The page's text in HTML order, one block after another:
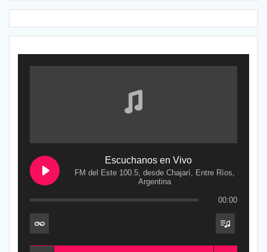
Escuchanos en Vivo
FM del Este 100.5, desde Chajarí, Entre Ríos,
Argentina
00:00